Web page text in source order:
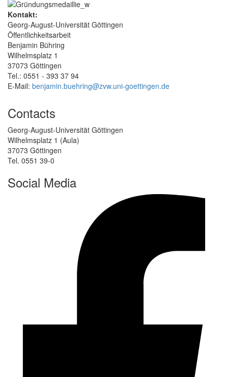
Kontakt:
Georg-August-Universität Göttingen
Öffentlichkeitsarbeit
Benjamin Bühring
Wilhelmsplatz 1
37073 Göttingen
Tel.: 0551 - 393 37 94
E-Mail: benjamin.buehring@zvw.uni-goettingen.de
Contacts
Georg-August-Universität Göttingen
Wilhelmsplatz 1 (Aula)
37073 Göttingen
Tel. 0551 39-0
Social Media